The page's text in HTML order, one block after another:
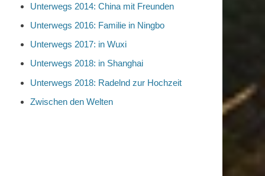
Unterwegs 2014: China mit Freunden
Unterwegs 2016: Familie in Ningbo
Unterwegs 2017: in Wuxi
Unterwegs 2018: in Shanghai
Unterwegs 2018: Radelnd zur Hochzeit
Zwischen den Welten